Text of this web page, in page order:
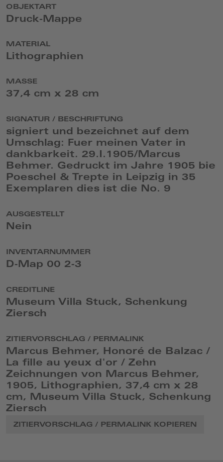
OBJEKTART
Druck-Mappe
MATERIAL
Lithographien
MASSE
37,4 cm x 28 cm
SIGNATUR / BESCHRIFTUNG
signiert und bezeichnet auf dem
Umschlag: Fuer meinen Vater in
dankbarkeit. 29.I.1905/Marcus
Behmer. Gedruckt im Jahre 1905 bie
Poeschel & Trepte in Leipzig in 35
Exemplaren dies ist die No. 9
AUSGESTELLT
Nein
INVENTARNUMMER
D-Map 00 2-3
CREDITLINE
Museum Villa Stuck, Schenkung
Ziersch
ZITIERVORSCHLAG / PERMALINK
Marcus Behmer, Honoré de Balzac /
La fille au yeux d'or / Zehn
Zeichnungen von Marcus Behmer,
1905, Lithographien, 37,4 cm x 28
cm, Museum Villa Stuck, Schenkung
Ziersch
ZITIERVORSCHLAG / PERMALINK KOPIEREN